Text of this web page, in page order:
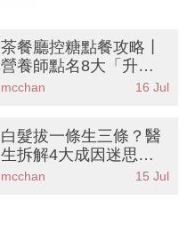
茶餐廳控糖點餐攻略丨
營養師點名8大「升糖
醬汁」陷阱！避開飯後
mcchan 16 Jul
白髮拔一條生三條？醫
生拆解4大成因迷思丨
附8種逆齡黑髮食物清
mcchan 15 Jul